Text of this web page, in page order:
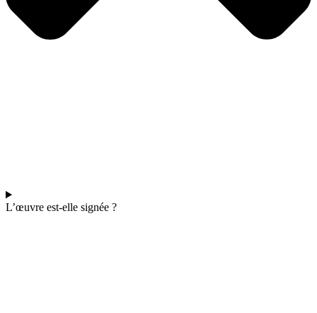
L’œuvre est-elle signée ?